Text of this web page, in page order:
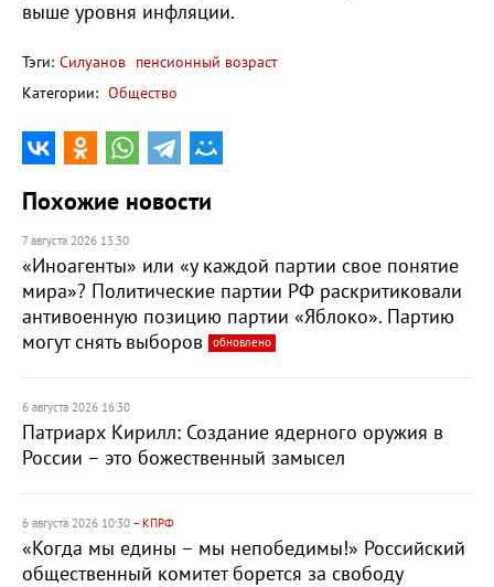
выше уровня инфляции.​
Тэги: Силуанов пенсионный возраст
Категории: Общество
Похожие новости
7 августа 2026 13:30
«Иноагенты» или «у каждой партии свое понятие
мира»? Политические партии РФ раскритиковали
антивоенную позицию партии «Яблоко». Партию
могут снять выборов
обновлено
6 августа 2026 16:30
Патриарх Кирилл: Создание ядерного оружия в
России – это божественный замысел
6 августа 2026 10:30 – КПРФ
«Когда мы едины – мы непобедимы!» Российский
общественный комитет борется за свободу